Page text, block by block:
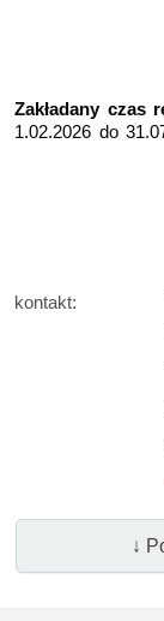
Zakładany czas
1.02.2026 do
kontakt:
↓